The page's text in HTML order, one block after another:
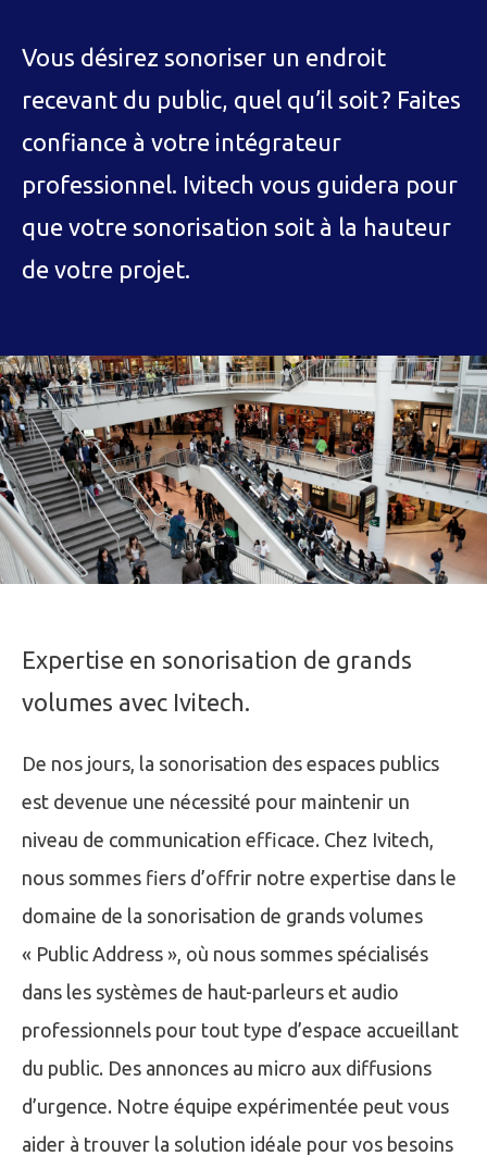
Vous désirez sonoriser un endroit
recevant du public, quel qu’il soit ? Faites
confiance à votre intégrateur
professionnel. Ivitech vous guidera pour
que votre sonorisation soit à la hauteur
de votre projet.
Expertise en sonorisation de grands
volumes avec Ivitech.
De nos jours, la sonorisation des espaces publics
est devenue une nécessité pour maintenir un
niveau de communication efficace. Chez Ivitech,
nous sommes fiers d’offrir notre expertise dans le
domaine de la sonorisation de grands volumes
« Public Address », où nous sommes spécialisés
dans les systèmes de haut-parleurs et audio
professionnels pour tout type d’espace accueillant
du public. Des annonces au micro aux diffusions
d’urgence. Notre équipe expérimentée peut vous
aider à trouver la solution idéale pour vos besoins